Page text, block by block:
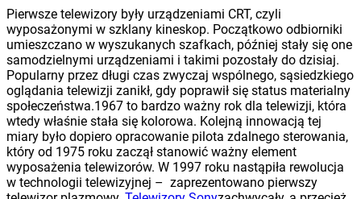
Pierwsze telewizory były urządzeniami CRT, czyli
wyposażonymi w szklany kineskop. Początkowo odbiorniki
umieszczano w wyszukanych szafkach, później stały się one
samodzielnymi urządzeniami i takimi pozostały do dzisiaj.
Popularny przez długi czas zwyczaj wspólnego, sąsiedzkiego
oglądania telewizji zanikł, gdy poprawił się status materialny
społeczeństwa.1967 to bardzo ważny rok dla telewizji, która
wtedy właśnie stała się kolorowa. Kolejną innowacją tej
miary było dopiero opracowanie pilota zdalnego sterowania,
który od 1975 roku zaczął stanowić ważny element
wyposażenia telewizorów. W 1997 roku nastąpiła rewolucja
w technologii telewizyjnej – zaprezentowano pierwszy